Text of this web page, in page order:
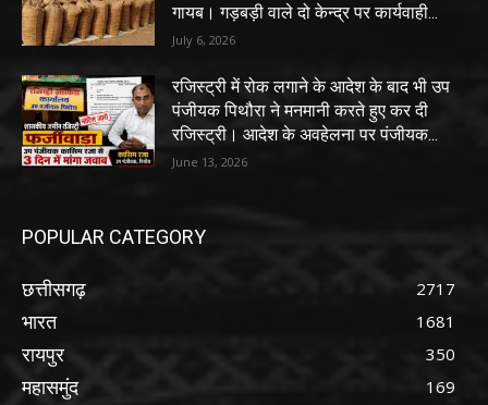
गायब। गड़बड़ी वाले दो केन्द्र पर कार्यवाही...
July 6, 2026
रजिस्ट्री में रोक लगाने के आदेश के बाद भी उप
पंजीयक पिथौरा ने मनमानी करते हुए कर दी
रजिस्ट्री। आदेश के अवहेलना पर पंजीयक...
June 13, 2026
POPULAR CATEGORY
छत्तीसगढ़ 2717
भारत 1681
रायपुर 350
महासमुंद 169